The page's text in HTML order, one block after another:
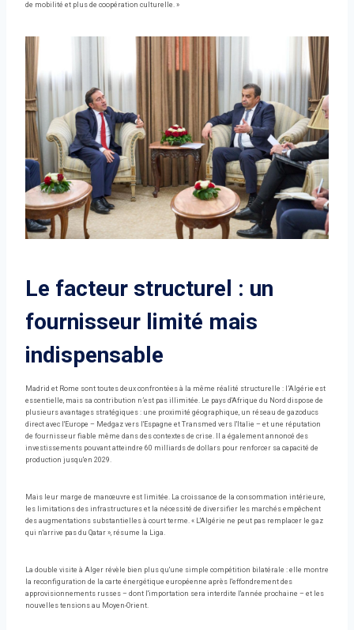
de mobilité et plus de coopération culturelle. »
Le facteur structurel : un
fournisseur limité mais
indispensable
Madrid et Rome sont toutes deux confrontées à la même réalité structurelle : l’Algérie est
essentielle, mais sa contribution n’est pas illimitée. Le pays d'Afrique du Nord dispose de
plusieurs avantages stratégiques : une proximité géographique, un réseau de gazoducs
direct avec l'Europe – Medgaz vers l'Espagne et Transmed vers l'Italie – et une réputation
de fournisseur fiable même dans des contextes de crise. Il a également annoncé des
investissements pouvant atteindre 60 milliards de dollars pour renforcer sa capacité de
production jusqu'en 2029.
Mais leur marge de manœuvre est limitée. La croissance de la consommation intérieure,
les limitations des infrastructures et la nécessité de diversifier les marchés empêchent
des augmentations substantielles à court terme. « L'Algérie ne peut pas remplacer le gaz
qui n'arrive pas du Qatar », résume la Liga.
La double visite à Alger révèle bien plus qu'une simple compétition bilatérale : elle montre
la reconfiguration de la carte énergétique européenne après l'effondrement des
approvisionnements russes – dont l'importation sera interdite l'année prochaine – et les
nouvelles tensions au Moyen-Orient.